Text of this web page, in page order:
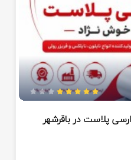
پلاست در باقرشهر